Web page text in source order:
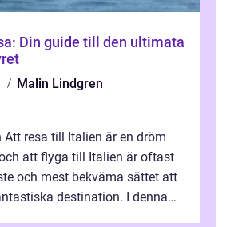
Din guide till den ultimata
Malin Lindgren
Att resa till Italien är en dröm
att flyga till Italien är oftast
och mest bekväma sättet att
destination. I denna